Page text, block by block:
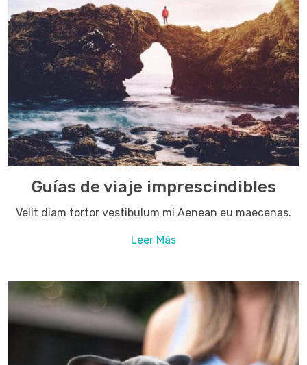
Guías de viaje imprescindibles
Velit diam tortor vestibulum mi Aenean eu maecenas.
Leer Más